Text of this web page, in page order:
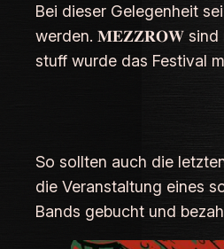
Bei dieser Gelegenheit
werden. 𝐌𝐄𝐙𝐙𝐑𝐎𝐖 sind
stuff wurde das Festival
So sollten auch die
die Veranstaltung eines
Bands gebucht und